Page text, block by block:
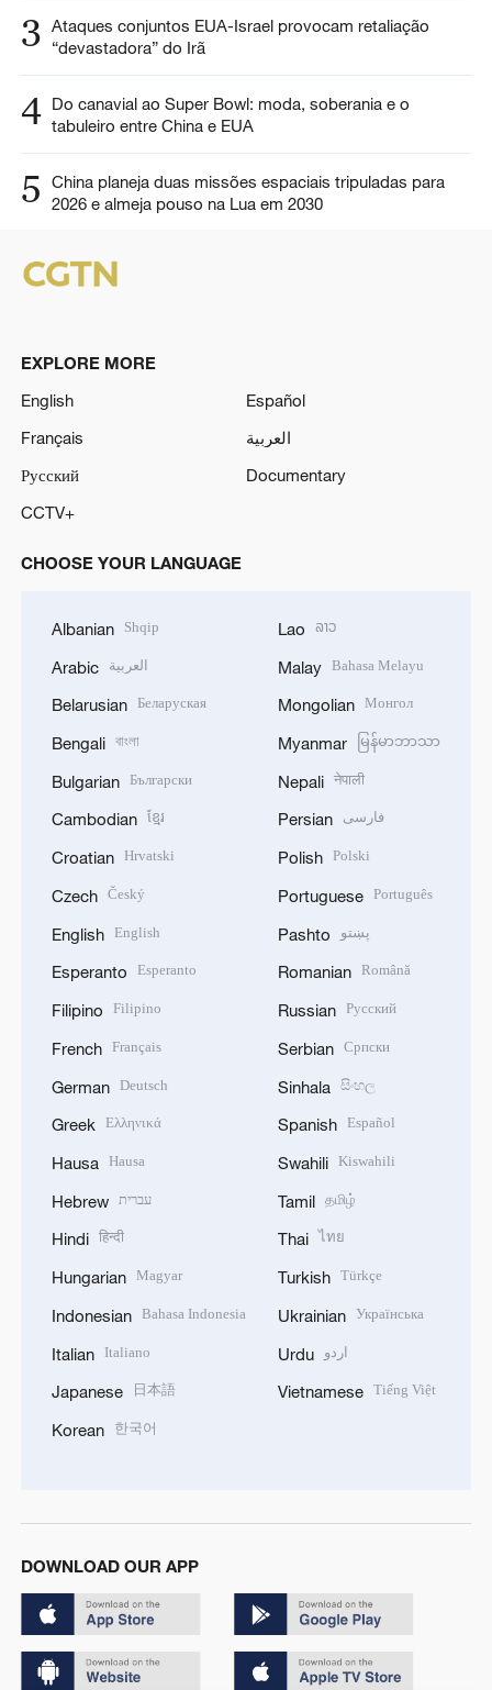
3 Ataques conjuntos EUA-Israel provocam retaliação
“devastadora” do Irã
4 Do canavial ao Super Bowl: moda, soberania e o
tabuleiro entre China e EUA
5
China planeja duas missões espaciais tripuladas para
2026 e almeja pouso na Lua em 2030
EXPLORE MORE
English
Español
Français
العربية
Русский
Documentary
CCTV+
CHOOSE YOUR LANGUAGE
Albanian Shqip
Arabic العربية
Belarusian Беларуская
Bengali বাংলা
Bulgarian Български
Cambodian ខ្មែរ
Croatian Hrvatski
Czech Český
English English
Esperanto Esperanto
Filipino Filipino
French Français
German Deutsch
Greek Ελληνικά
Hausa Hausa
Hebrew עברית
Hindi हिन्दी
Hungarian Magyar
Indonesian Bahasa Indonesia
Italian Italiano
Japanese 日本語
Korean 한국어
Lao ລາວ
Malay Bahasa Melayu
Mongolian Монгол
Myanmar မြန်မာဘာသာ
Nepali नेपाली
Persian فارسی
Polish Polski
Portuguese Português
Pashto پښتو
Romanian Română
Russian Русский
Serbian Српски
Sinhala සිංහල
Spanish Español
Swahili Kiswahili
Tamil தமிழ்
Thai ไทย
Turkish Türkçe
Ukrainian Українська
Urdu اردو
Vietnamese Tiếng Việt
DOWNLOAD OUR APP